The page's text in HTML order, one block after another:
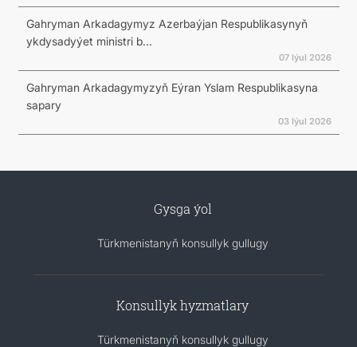
Gahryman Arkadagymyz Azerbaýjan Respublikasynyň
ykdysadyýet ministri b...
07 Iýul 2026
Gahryman Arkadagymyzyň Eýran Yslam Respublikasyna
sapary
03 Iýul 2026
Gysga ýol
Türkmenistanyň konsullyk gullugy
Konsullyk hyzmatlary
Türkmenistanyň konsullyk gullugy